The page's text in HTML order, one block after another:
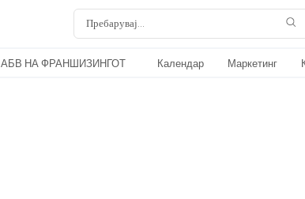
АБВ НА ФРАНШИЗИНГОТ Календар Маркетинг